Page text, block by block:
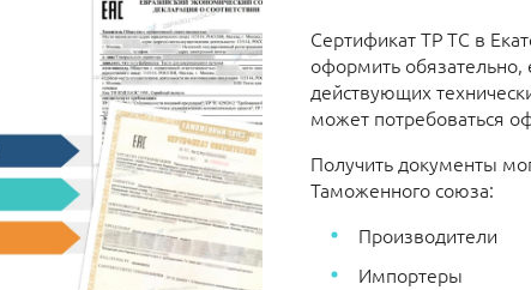
Сертификат ТР ТС в
оформить обязательно,
действующих
может потребоваться
Получить документы
Таможенного союза:
Производители
Импортеры